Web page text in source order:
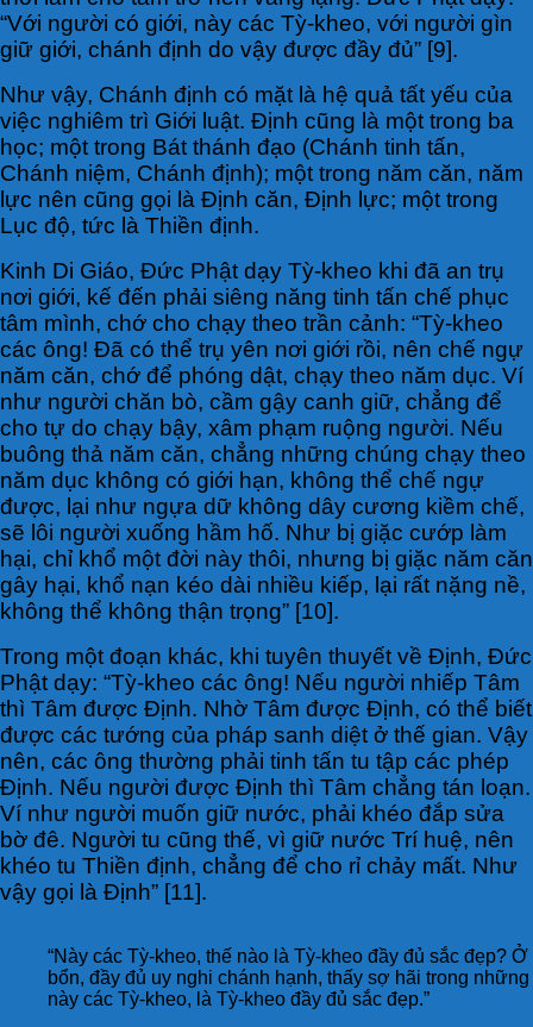
“Với người có giới, này các Tỳ-kheo, với người gìn
giữ giới, chánh định do vậy được đầy đủ” [9].
Như vậy, Chánh định có mặt là hệ quả tất yếu của
việc nghiêm trì Giới luật. Định cũng là một trong ba
học; một trong Bát thánh đạo (Chánh tinh tấn,
Chánh niệm, Chánh định); một trong năm căn, năm
lực nên cũng gọi là Định căn, Định lực; một trong
Lục độ, tức là Thiền định.
Kinh Di Giáo, Đức Phật dạy Tỳ-kheo khi đã an trụ
nơi giới, kế đến phải siêng năng tinh tấn chế phục
tâm mình, chớ cho chạy theo trần cảnh: “Tỳ-kheo
các ông! Đã có thể trụ yên nơi giới rồi, nên chế ngự
năm căn, chớ để phóng dật, chạy theo năm dục. Ví
như người chăn bò, cầm gậy canh giữ, chẳng để
cho tự do chạy bậy, xâm phạm ruộng người. Nếu
buông thả năm căn, chẳng những chúng chạy theo
năm dục không có giới hạn, không thể chế ngự
được, lại như ngựa dữ không dây cương kiềm chế,
sẽ lôi người xuống hầm hố. Như bị giặc cướp làm
hại, chỉ khổ một đời này thôi, nhưng bị giặc năm căn
gây hại, khổ nạn kéo dài nhiều kiếp, lại rất nặng nề,
không thể không thận trọng” [10].
Trong một đoạn khác, khi tuyên thuyết về Định, Đức
Phật dạy: “Tỳ-kheo các ông! Nếu người nhiếp Tâm
thì Tâm được Định. Nhờ Tâm được Định, có thể biết
được các tướng của pháp sanh diệt ở thế gian. Vậy
nên, các ông thường phải tinh tấn tu tập các phép
Định. Nếu người được Định thì Tâm chẳng tán loạn.
Ví như người muốn giữ nước, phải khéo đắp sửa
bờ đê. Người tu cũng thế, vì giữ nước Trí huệ, nên
khéo tu Thiền định, chẳng để cho rỉ chảy mất. Như
vậy gọi là Định” [11].
“Này các Tỳ-kheo, thế nào là Tỳ-kheo đầy đủ sắc đẹp?
bổn, đầy đủ uy nghi chánh hạnh, thấy sợ hãi trong
này các Tỳ-kheo, là Tỳ-kheo đầy đủ sắc đẹp.”